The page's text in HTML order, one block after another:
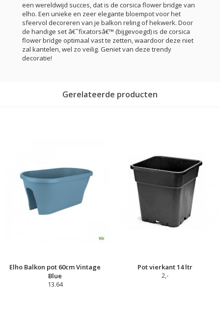
een wereldwijd succes, dat is de corsica flower bridge van
elho. Een unieke en zeer elegante bloempot voor het
sfeervol decoreren van je balkon reling of hekwerk. Door
de handige set â€˜fixatorsâ€™ (bijgevoegd) is de corsica
flower bridge optimaal vast te zetten, waardoor deze niet
zal kantelen, wel zo veilig. Geniet van deze trendy
decoratie!
Gerelateerde producten
Elho Balkon pot 60cm Vintage
Blue
13.64
Pot vierkant 14 ltr
2,-